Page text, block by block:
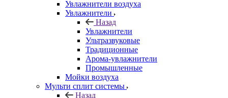
Увлажнители воздуха
Увлажнители
Назад
Увлажнители
Ультразвуковые
Традиционные
Арома-увлажнители
Промышленные
Мойки воздуха
Мульти сплит системы
Назад